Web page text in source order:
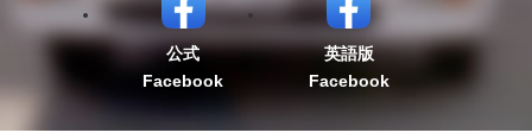
公式
Facebook
英語版
Facebook